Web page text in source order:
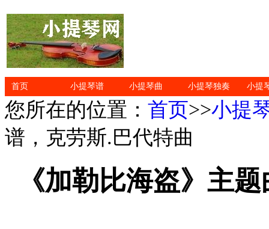
首页 小提琴谱 小提琴曲 小提琴独奏 小提
您所在的位置： 首页>>小提
谱，克劳斯.巴代特曲
《加勒比海盗》主